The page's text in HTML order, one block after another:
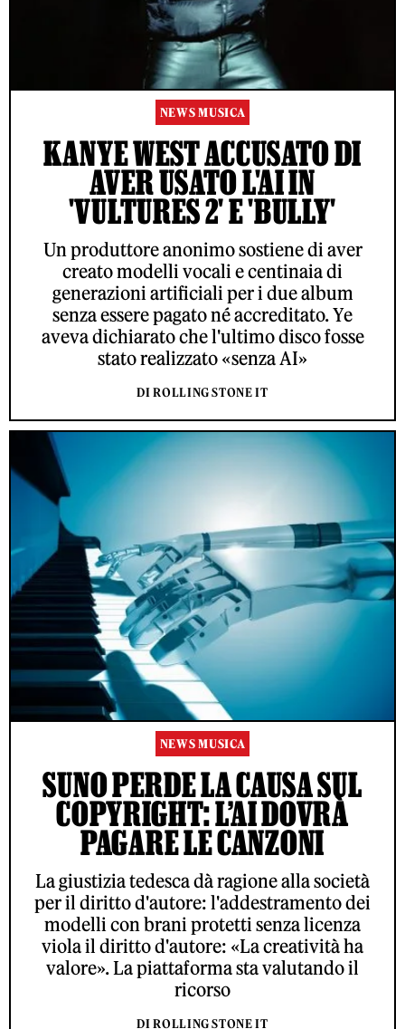
NEWS MUSICA
KANYE WEST ACCUSATO DI
AVER USATO L'AI IN
'VULTURES 2' E 'BULLY'
Un produttore anonimo sostiene di aver
creato modelli vocali e centinaia di
generazioni artificiali per i due album
senza essere pagato né accreditato. Ye
aveva dichiarato che l'ultimo disco fosse
stato realizzato «senza AI»
DI ROLLING STONE IT
NEWS MUSICA
SUNO PERDE LA CAUSA SUL
COPYRIGHT: L’AI DOVRÀ
PAGARE LE CANZONI
La giustizia tedesca dà ragione alla società
per il diritto d'autore: l'addestramento dei
modelli con brani protetti senza licenza
viola il diritto d'autore: «La creatività ha
valore». La piattaforma sta valutando il
ricorso
DI ROLLING STONE IT